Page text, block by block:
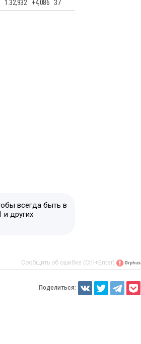
1.32,932 +4,086 37
всегда быть в
других
Сообщить об ошибке (Ctrl+Enter)
Поделиться: